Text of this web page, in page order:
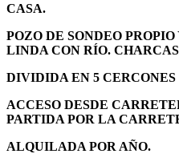
CASA.
POZO DE SONDEO
LINDA CON RÍO.
DIVIDIDA EN 5 CERCONES
ACCESO DESDE
PARTIDA POR LA
ALQUILADA POR AÑO.